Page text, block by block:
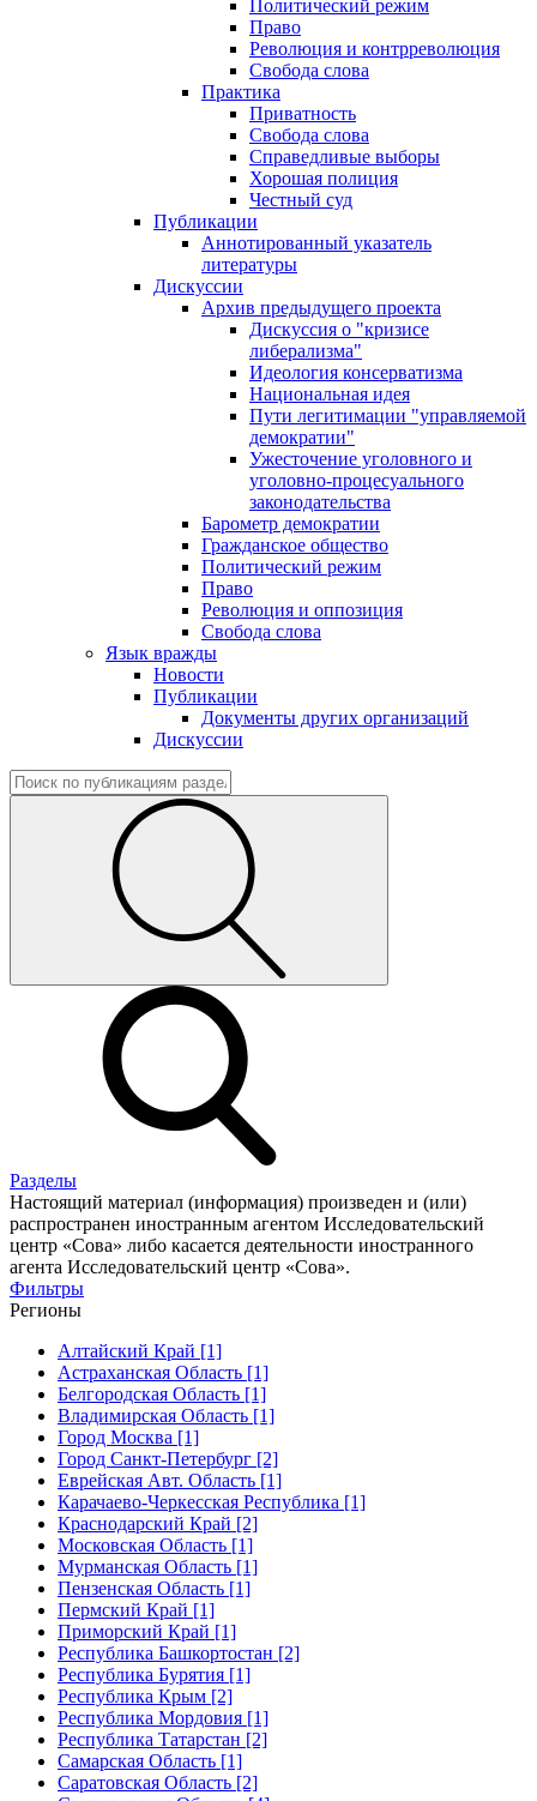
Политический режим
Право
Революция и контрреволюция
Свобода слова
Практика
Приватность
Свобода слова
Справедливые выборы
Хорошая полиция
Честный суд
Публикации
Аннотированный указатель
литературы
Дискуссии
Архив предыдущего проекта
Дискуссия о "кризисе
либерализма"
Идеология консерватизма
Национальная идея
Пути легитимации "управляемой
демократии"
Ужесточение уголовного и
уголовно-процесуального
законодательства
Барометр демократии
Гражданское общество
Политический режим
Право
Революция и оппозиция
Свобода слова
Язык вражды
Новости
Публикации
Документы других организаций
Дискуссии
Разделы
Настоящий материал (информация) произведен и (или)
распространен иностранным агентом Исследовательский
центр «Сова» либо касается деятельности иностранного
агента Исследовательский центр «Сова».
Фильтры
Регионы
Алтайский Край [1]
Астраханская Область [1]
Белгородская Область [1]
Владимирская Область [1]
Город Москва [1]
Город Санкт-Петербург [2]
Еврейская Авт. Область [1]
Карачаево-Черкесская Республика [1]
Краснодарский Край [2]
Московская Область [1]
Мурманская Область [1]
Пензенская Область [1]
Пермский Край [1]
Приморский Край [1]
Республика Башкортостан [2]
Республика Бурятия [1]
Республика Крым [2]
Республика Мордовия [1]
Республика Татарстан [2]
Самарская Область [1]
Саратовская Область [2]